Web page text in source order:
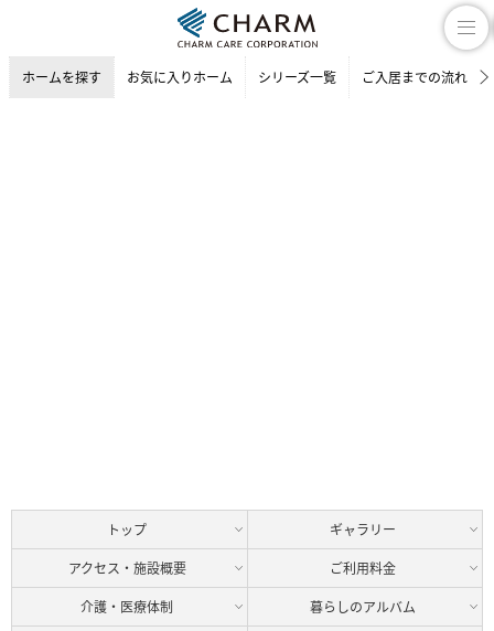
ホームを探す お気に入りホーム シリーズ一覧 ご入居までの流れ
トップ
ギャラリー
アクセス・施設概要
ご利用料金
介護・医療体制
暮らしのアルバム